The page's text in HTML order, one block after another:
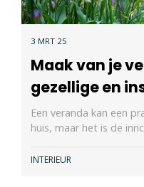
3 MRT 25
Maak van je
gezellige en
Een veranda kan een
huis, maar het is de
INTERIEUR